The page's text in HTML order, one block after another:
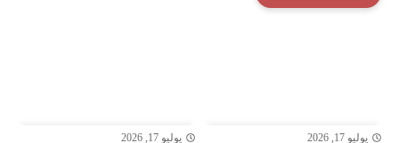
يوليو 17, 2026 يوليو 17, 2026